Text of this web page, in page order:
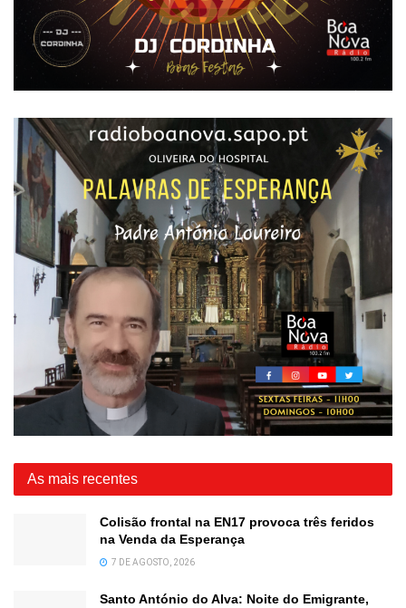
As mais recentes
Colisão frontal na EN17 provoca três feridos
na Venda da Esperança
7 DE AGOSTO, 2026
Santo António do Alva: Noite do Emigrante,